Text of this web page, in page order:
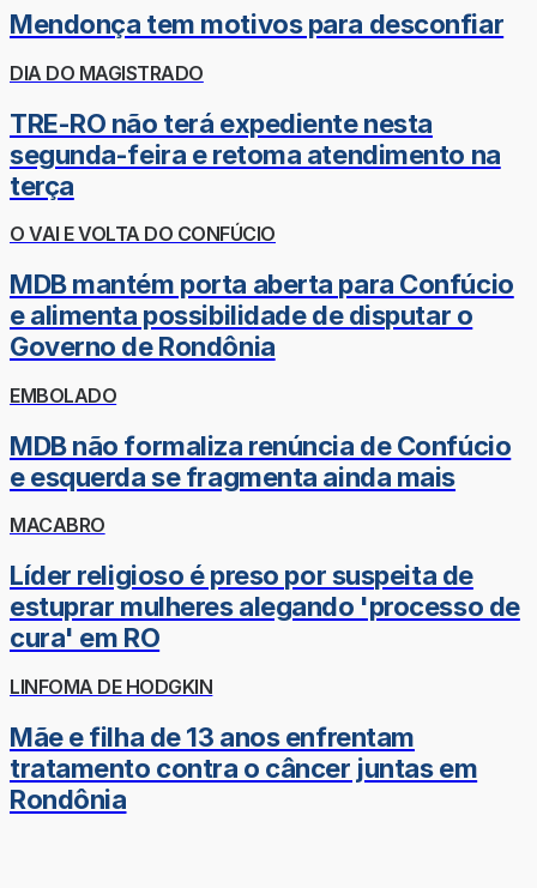
Mendonça tem motivos para desconfiar
DIA DO MAGISTRADO
TRE-RO não terá expediente nesta
segunda-feira e retoma atendimento na
terça
O VAI E VOLTA DO CONFÚCIO
MDB mantém porta aberta para Confúcio
e alimenta possibilidade de disputar o
Governo de Rondônia
EMBOLADO
MDB não formaliza renúncia de Confúcio
e esquerda se fragmenta ainda mais
MACABRO
Líder religioso é preso por suspeita de
estuprar mulheres alegando 'processo de
cura' em RO
LINFOMA DE HODGKIN
Mãe e filha de 13 anos enfrentam
tratamento contra o câncer juntas em
Rondônia